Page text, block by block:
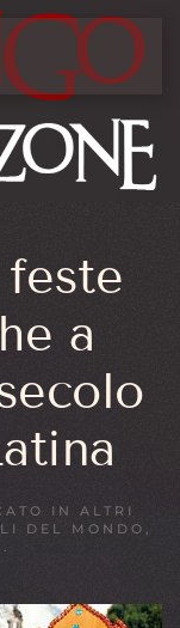
a
IN ALTRI
DEL MONDO